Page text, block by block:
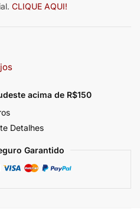
CLIQUE AQUI!
acima de R$150
Detalhes
Garantido